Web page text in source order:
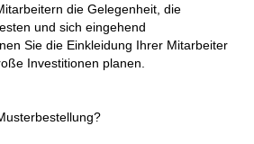
die Gelegenheit, die
und sich eingehend
Sie die Einkleidung Ihrer Mitarbeiter
Investitionen planen.